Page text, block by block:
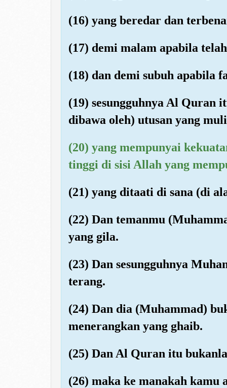
(16) yang beredar dan
(17) demi malam apabila
(18) dan demi subuh apabila
(19) sesungguhnya Al Quran
dibawa oleh) utusan yang
(20) yang mempunyai
tinggi di sisi Allah yang
(21) yang ditaati di sana (di
(22) Dan temanmu
yang gila.
(23) Dan sesungguhnya
terang.
(24) Dan dia (Muhammad)
menerangkan yang ghaib.
(25) Dan Al Quran itu
(26) maka ke manakah kamu